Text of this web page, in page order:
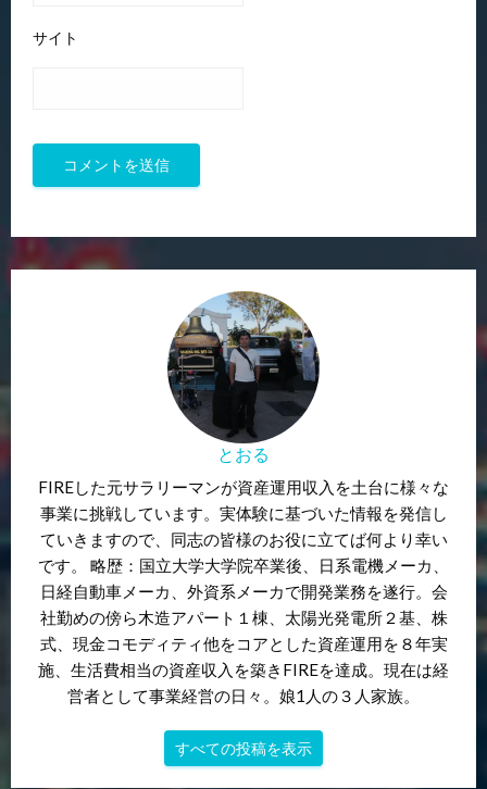
サイト
とおる
FIREした元サラリーマンが資産運用収入を土台に様々な
事業に挑戦しています。実体験に基づいた情報を発信し
ていきますので、同志の皆様のお役に立てば何より幸い
です。 略歴：国立大学大学院卒業後、日系電機メーカ、
日経自動車メーカ、外資系メーカで開発業務を遂行。会
社勤めの傍ら木造アパート１棟、太陽光発電所２基、株
式、現金コモディティ他をコアとした資産運用を８年実
施、生活費相当の資産収入を築きFIREを達成。現在は経
営者として事業経営の日々。娘1人の３人家族。
すべての投稿を表示